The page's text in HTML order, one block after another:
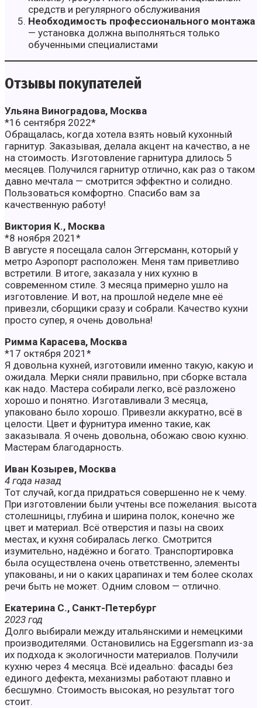
средств и регулярного обслуживания
Необходимость профессионального монтажа
— установка должна выполняться только
обученными специалистами
Отзывы покупателей
Ульяна Виноградова, Москва
*16 сентября 2022*
Обращалась, когда хотела взять новый кухонный
гарнитур. Заказывая, делала акцент на качество, а не
на стоимость. Изготовление гарнитура длилось 5
месяцев. Получился гарнитур отлично, как раз о таком
давно мечтала — смотрится эффектно и солидно.
Пользоваться комфортно. Спасибо вам за
качественную работу!
Виктория К., Москва
*8 ноября 2021*
В августе я посещала салон Эггерсманн, который у
метро Аэропорт расположен. Меня там приветливо
встретили. В итоге, заказала у них кухню в
современном стиле. 3 месяца примерно ушло на
изготовление. И вот, на прошлой неделе мне её
привезли, сборщики сразу и собрали. Качество кухни
просто супер, я очень довольна!
Римма Карасева, Москва
*17 октября 2021*
Я довольна кухней, изготовили именно такую, какую и
ожидала. Мерки сняли правильно, при сборке встала
как надо. Мастера собирали легко, всё разложено
хорошо и понятно. Изготавливали 3 месяца,
упаковано было хорошо. Привезли аккуратно, всё в
целости. Цвет и фурнитура именно такие, как
заказывала. Я очень довольна, обожаю свою кухню.
Мастерам благодарность.
Иван Козырев, Москва
4 года назад
Тот случай, когда придраться совершенно не к чему.
При изготовлении были учтены все пожелания: высота
столешницы, глубина и ширина полок, конечно же
цвет и материал. Всё отверстия и пазы на своих
местах, и кухня собиралась легко. Смотрится
изумительно, надёжно и богато. Транспортировка
была осуществлена очень ответственно, элементы
упакованы, и ни о каких царапинах и тем более сколах
речи быть не может. Одним словом — отлично.
Екатерина С., Санкт-Петербург
2023 год
Долго выбирали между итальянскими и немецкими
производителями. Остановились на Eggersmann из-за
их подхода к экологичности материалов. Получили
кухню через 4 месяца. Всё идеально: фасады без
единого дефекта, механизмы работают плавно и
бесшумно. Стоимость высокая, но результат того
стоит.